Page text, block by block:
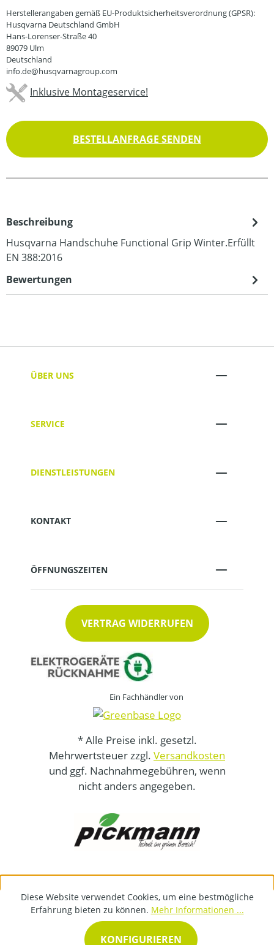
Herstellerangaben gemäß EU-Produktsicherheitsverordnung (GPSR):
Husqvarna Deutschland GmbH
Hans-Lorenser-Straße 40
89079 Ulm
Deutschland
info.de@husqvarnagroup.com
Inklusive Montageservice!
BESTELLANFRAGE SENDEN
Beschreibung
Husqvarna Handschuhe Functional Grip Winter.Erfüllt
EN 388:2016
Bewertungen
ÜBER UNS
SERVICE
DIENSTLEISTUNGEN
KONTAKT
ÖFFNUNGSZEITEN
VERTRAG WIDERRUFEN
Ein Fachhändler von
* Alle Preise inkl. gesetzl.
Mehrwertsteuer zzgl. Versandkosten
und ggf. Nachnahmegebühren, wenn
nicht anders angegeben.
Diese Website verwendet Cookies, um eine bestmögliche
Erfahrung bieten zu können. Mehr Informationen ...
KONFIGURIEREN